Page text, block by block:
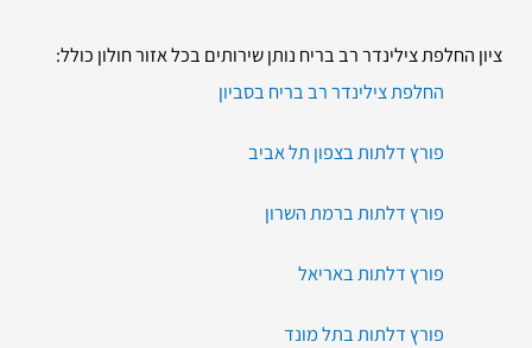
ציון החלפת צילינדר רב בריח נותן שירותים בכל אזור חולון כולל:
החלפת צילינדר רב בריח בסביון
פורץ דלתות בצפון תל אביב
פורץ דלתות ברמת השרון
פורץ דלתות באריאל
פורץ דלתות בתל מונד